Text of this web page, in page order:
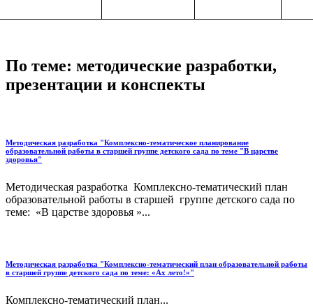
По теме: методические разработки,
презентации и конспекты
Методическая разработка "Комплексно-тематическое планирование
образовательной работы в старшей группе детского сада по теме "В царстве
здоровья"
Методическая разработка Комплексно-тематический план
образовательной работы в старшей группе детского сада по
теме: «В царстве здоровья »...
Методическая разработка "Комплексно-тематический план образовательной работы
в старшей группе детского сада по теме: «Ах лето!»"
Комплексно-тематический план...